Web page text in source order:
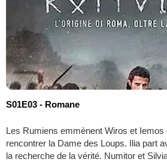
S01E03 - Romane
Les Rumiens emmènent Wiros et Iemos
rencontrer la Dame des Loups. Ilia part
la recherche de la vérité. Numitor et